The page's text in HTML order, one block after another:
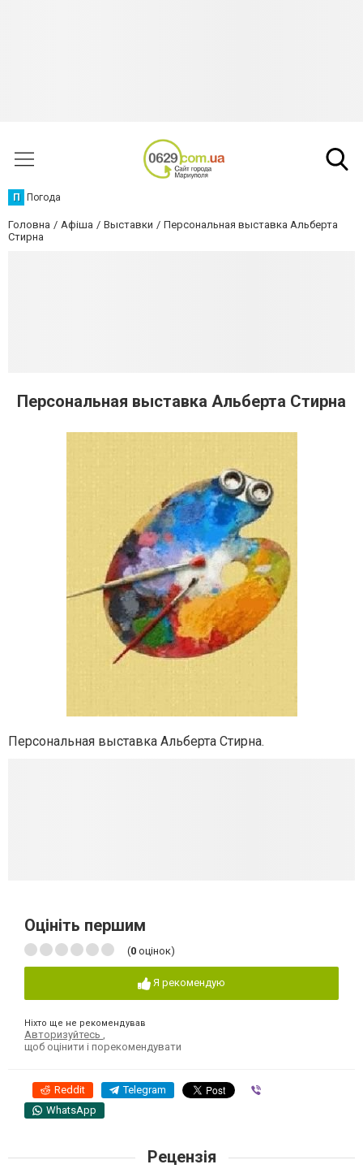
П Погода
Головна Афіша Выставки
Персональная выставка Альберта
Стирна
Персональная выставка Альберта Стирна
Персональная выставка Альберта Стирна.
Оцініть першим
(0 оцінок)
Я рекомендую
Ніхто ще не рекомендував
Авторизуйтесь
щоб оцінити і порекомендувати
Reddit Telegram
WhatsApp
Рецензія